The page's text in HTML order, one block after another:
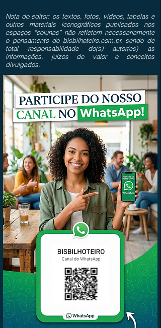
Nota do editor: os textos, fotos, vídeos, tabelas e
outros materiais iconográficos publicados nos
espaços “colunas” não refletem necessariamente
o pensamento do bisbilhoteiro.com.br, sendo de
total responsabilidade do(s) autor(es) as
informações, juízos de valor e conceitos
divulgados.